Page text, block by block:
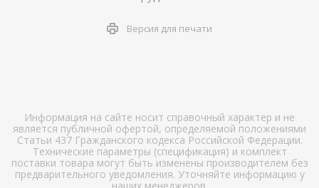
Версия для печати
Информация на сайте носит справочный характер и не
является публичной офертой, определяемой положениями
Статьи 437 Гражданского кодекса Российской Федерации.
Технические параметры (спецификация) и комплект
поставки товара могут быть изменены производителем без
предварительного уведомления. Уточняйте информацию у